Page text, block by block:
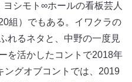
シモト∞ホールの看板芸人
組）でもある。イワクラの
れるネタと、中野の一度見
を活かしたコントで2018年
ングオブコントでは、2019